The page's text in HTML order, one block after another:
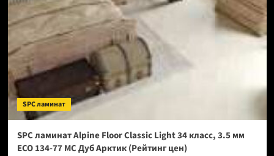
SPC ламинат
SPC ламинат Alpine Floor Classic Light 34 класс, 3.5 мм
ECO 134-77 МС Дуб Арктик (Рейтинг цен)